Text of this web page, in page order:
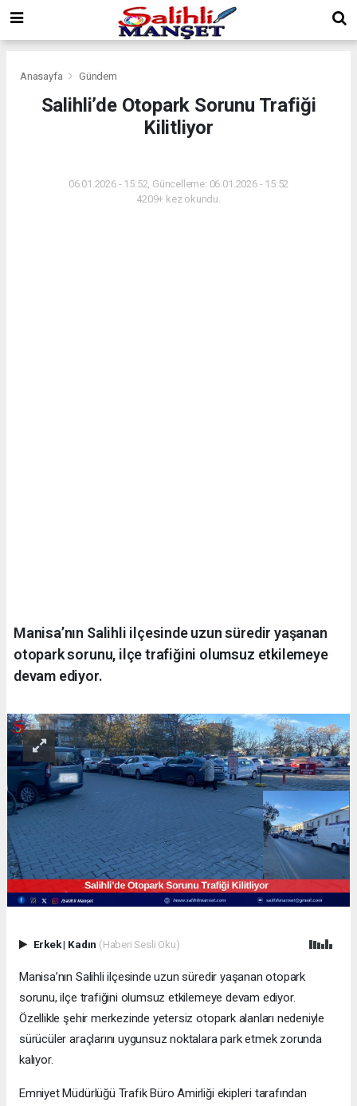
Anasayfa Gündem
Salihli’de Otopark Sorunu Trafiği
Kilitliyor
06.01.2026 - 15:52, Güncelleme: 06.01.2026 - 15:52
4209+ kez okundu.
Manisa’nın Salihli ilçesinde uzun süredir yaşanan
otopark sorunu, ilçe trafiğini olumsuz etkilemeye
devam ediyor.
Erkek| Kadın (Haberi Sesli Oku)
Manisa’nın Salihli ilçesinde uzun süredir yaşanan otopark
sorunu, ilçe trafiğini olumsuz etkilemeye devam ediyor.
Özellikle şehir merkezinde yetersiz otopark alanları nedeniyle
sürücüler araçlarını uygunsuz noktalara park etmek zorunda
kalıyor.
Emniyet Müdürlüğü Trafik Büro Amirliği ekipleri tarafından